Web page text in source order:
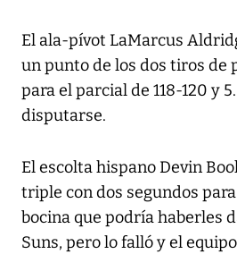
El ala-pívot LaMarcus
un punto de los dos tiros de
para el parcial de 118-120 y
disputarse.
El escolta hispano Devin
triple con dos segundos
bocina que podría haberles
Suns, pero lo falló y el